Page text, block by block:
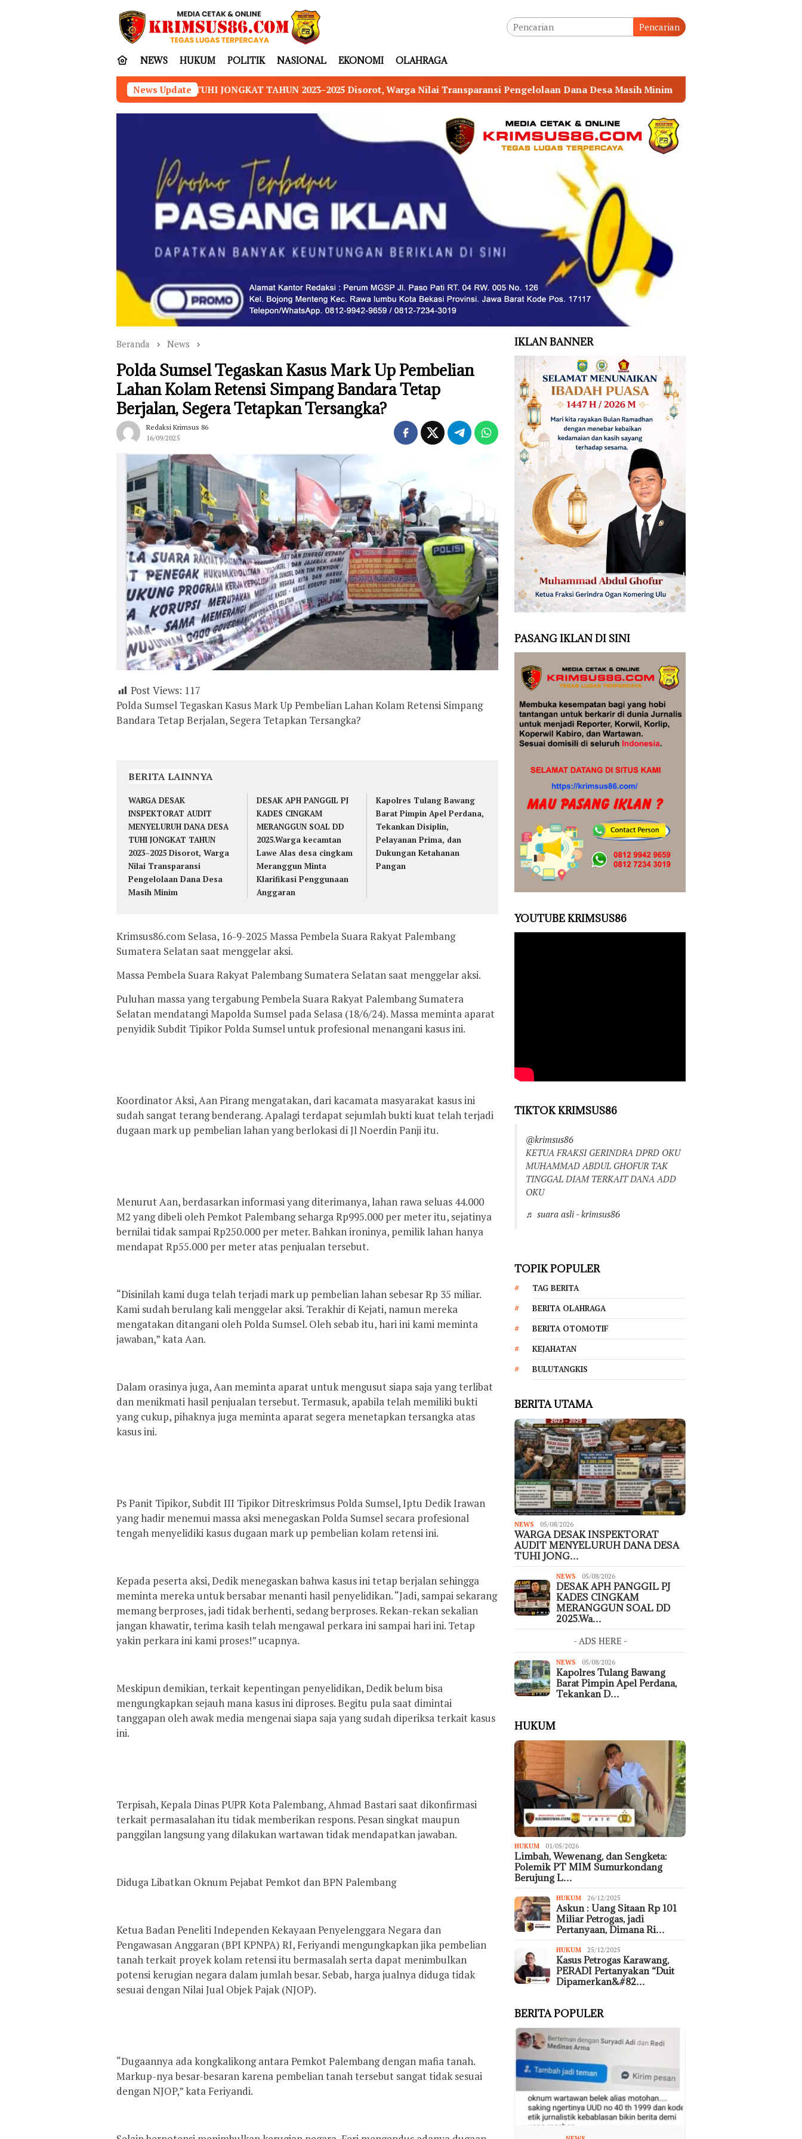
Pencarian
NEWS HUKUM POLITIK NASIONAL EKONOMI OLAHRAGA
News Update
DANA DESA TUHI JONGKAT TAHUN 2023–2025 Disorot, Warga Nilai Transparansi Pengelolaan Dana Desa Masih Minim DESAK APH PANGGIL PJ KADES CINGKAM
Beranda News
Polda Sumsel Tegaskan Kasus Mark Up Pembelian
Lahan Kolam Retensi Simpang Bandara Tetap
Berjalan, Segera Tetapkan Tersangka?
Redaksi Krimsus 86
16/09/2025
Post Views: 117
Polda Sumsel Tegaskan Kasus Mark Up Pembelian Lahan Kolam Retensi Simpang
Bandara Tetap Berjalan, Segera Tetapkan Tersangka?
BERITA LAINNYA
WARGA DESAK
INSPEKTORAT AUDIT
MENYELURUH DANA DESA
TUHI JONGKAT TAHUN
2023–2025 Disorot, Warga
Nilai Transparansi
Pengelolaan Dana Desa
Masih Minim
DESAK APH PANGGIL PJ
KADES CINGKAM
MERANGGUN SOAL DD
2025.Warga kecamtan
Lawe Alas desa cingkam
Meranggun Minta
Klarifikasi Penggunaan
Anggaran
Kapolres Tulang Bawang
Barat Pimpin Apel Perdana,
Tekankan Disiplin,
Pelayanan Prima, dan
Dukungan Ketahanan
Pangan
Krimsus86.com Selasa, 16-9-2025 Massa Pembela Suara Rakyat Palembang
Sumatera Selatan saat menggelar aksi.
Massa Pembela Suara Rakyat Palembang Sumatera Selatan saat menggelar aksi.
Puluhan massa yang tergabung Pembela Suara Rakyat Palembang Sumatera
Selatan mendatangi Mapolda Sumsel pada Selasa (18/6/24). Massa meminta aparat
penyidik Subdit Tipikor Polda Sumsel untuk profesional menangani kasus ini.
Koordinator Aksi, Aan Pirang mengatakan, dari kacamata masyarakat kasus ini
sudah sangat terang benderang. Apalagi terdapat sejumlah bukti kuat telah terjadi
dugaan mark up pembelian lahan yang berlokasi di Jl Noerdin Panji itu.
Menurut Aan, berdasarkan informasi yang diterimanya, lahan rawa seluas 44.000
M2 yang dibeli oleh Pemkot Palembang seharga Rp995.000 per meter itu, sejatinya
bernilai tidak sampai Rp250.000 per meter. Bahkan ironinya, pemilik lahan hanya
mendapat Rp55.000 per meter atas penjualan tersebut.
“Disinilah kami duga telah terjadi mark up pembelian lahan sebesar Rp 35 miliar.
Kami sudah berulang kali menggelar aksi. Terakhir di Kejati, namun mereka
mengatakan ditangani oleh Polda Sumsel. Oleh sebab itu, hari ini kami meminta
jawaban,” kata Aan.
Dalam orasinya juga, Aan meminta aparat untuk mengusut siapa saja yang terlibat
dan menikmati hasil penjualan tersebut. Termasuk, apabila telah memiliki bukti
yang cukup, pihaknya juga meminta aparat segera menetapkan tersangka atas
kasus ini.
Ps Panit Tipikor, Subdit III Tipikor Ditreskrimsus Polda Sumsel, Iptu Dedik Irawan
yang hadir menemui massa aksi menegaskan Polda Sumsel secara profesional
tengah menyelidiki kasus dugaan mark up pembelian kolam retensi ini.
Kepada peserta aksi, Dedik menegaskan bahwa kasus ini tetap berjalan sehingga
meminta mereka untuk bersabar menanti hasil penyelidikan. “Jadi, sampai sekarang
memang berproses, jadi tidak berhenti, sedang berproses. Rekan-rekan sekalian
jangan khawatir, terima kasih telah mengawal perkara ini sampai hari ini. Tetap
yakin perkara ini kami proses!” ucapnya.
Meskipun demikian, terkait kepentingan penyelidikan, Dedik belum bisa
mengungkapkan sejauh mana kasus ini diproses. Begitu pula saat dimintai
tanggapan oleh awak media mengenai siapa saja yang sudah diperiksa terkait kasus
ini.
Terpisah, Kepala Dinas PUPR Kota Palembang, Ahmad Bastari saat dikonfirmasi
terkait permasalahan itu tidak memberikan respons. Pesan singkat maupun
panggilan langsung yang dilakukan wartawan tidak mendapatkan jawaban.
Diduga Libatkan Oknum Pejabat Pemkot dan BPN Palembang
Ketua Badan Peneliti Independen Kekayaan Penyelenggara Negara dan
Pengawasan Anggaran (BPI KPNPA) RI, Feriyandi mengungkapkan jika pembelian
tanah terkait proyek kolam retensi itu bermasalah serta dapat menimbulkan
potensi kerugian negara dalam jumlah besar. Sebab, harga jualnya diduga tidak
sesuai dengan Nilai Jual Objek Pajak (NJOP).
“Dugaannya ada kongkalikong antara Pemkot Palembang dengan mafia tanah.
Markup-nya besar-besaran karena pembelian tanah tersebut sangat tidak sesuai
dengan NJOP,” kata Feriyandi.
IKLAN BANNER
PASANG IKLAN DI SINI
YOUTUBE KRIMSUS86
TIKTOK KRIMSUS86
@krimsus86
KETUA FRAKSI GERINDRA DPRD OKU
MUHAMMAD ABDUL GHOFUR TAK
TINGGAL DIAM TERKAIT DANA ADD
OKU
♬ suara asli - krimsus86
TOPIK POPULER
TAG BERITA
BERITA OLAHRAGA
BERITA OTOMOTIF
KEJAHATAN
BULUTANGKIS
BERITA UTAMA
NEWS 05/08/2026
WARGA DESAK INSPEKTORAT
AUDIT MENYELURUH DANA DESA
TUHI JONG…
NEWS 05/08/2026
DESAK APH PANGGIL PJ
KADES CINGKAM
MERANGGUN SOAL DD
2025.Wa…
- ADS HERE -
NEWS 05/08/2026
Kapolres Tulang Bawang
Barat Pimpin Apel Perdana,
Tekankan D…
HUKUM
HUKUM 01/05/2026
Limbah, Wewenang, dan Sengketa:
Polemik PT MIM Sumurkondang
Berujung L…
HUKUM 26/12/2025
Askun : Uang Sitaan Rp 101
Miliar Petrogas, jadi
Pertanyaan, Dimana Ri…
HUKUM 25/12/2025
Kasus Petrogas Karawang,
PERADI Pertanyakan “Duit
Dipamerkan&#82…
BERITA POPULER